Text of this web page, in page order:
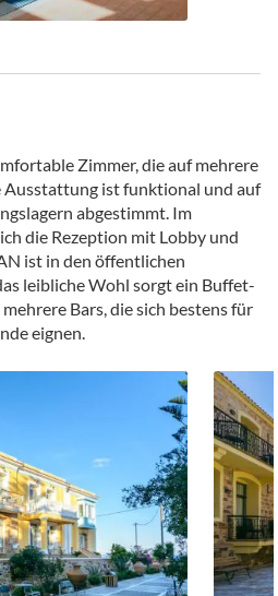
Zimmer, die auf mehrere
Ausstattung ist funktional und auf
abgestimmt. Im
die Rezeption mit Lobby und
ist in den öffentlichen
leibliche Wohl sorgt ein Buffet-
Bars, die sich bestens für
eignen.